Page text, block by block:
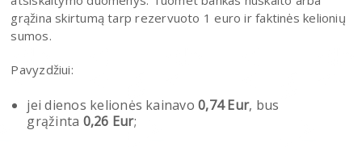
grąžina skirtumą tarp rezervuoto 1 euro ir faktinės kelionių
sumos.
Pavyzdžiui:
jei dienos kelionės kainavo0,74 Eur, bus
grąžinta 0,26 Eur;